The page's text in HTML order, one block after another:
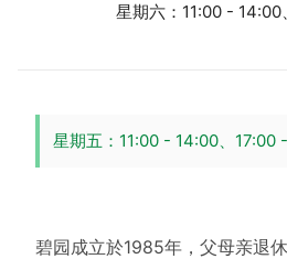
星期六：11:00 -
星期五：11:00 - 14:00、17:00
碧园成立於1985年，父母亲退